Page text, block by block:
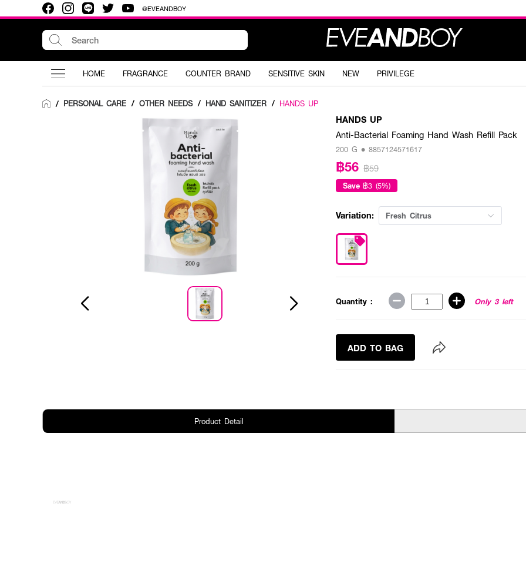
@EVEANDBOY
HOME FRAGRANCE COUNTER BRAND SENSITIVE SKIN NEW PRIVILEGE
/ PERSONAL CARE / OTHER NEEDS / HAND SANITIZER / HANDS UP
HANDS UP
Anti-Bacterial Foaming Hand Wash Refill Pack
200 G • 8857124571617
฿56 ฿59
Save ฿3 (5%)
Variation: Fresh Citrus
Quantity : Only 3 left
ADD TO BAG
Product Detail